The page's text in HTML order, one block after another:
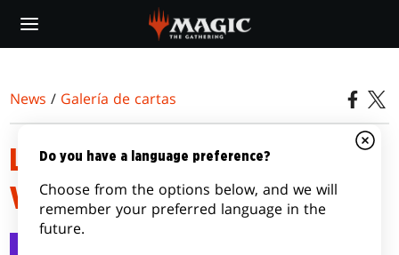
main
News / Galería de cartas
LEYENDAS DE COMMANDER
VARIANTS
Do you have a language preference?
Choose from the options below, and we will
remember your preferred language in the
future.